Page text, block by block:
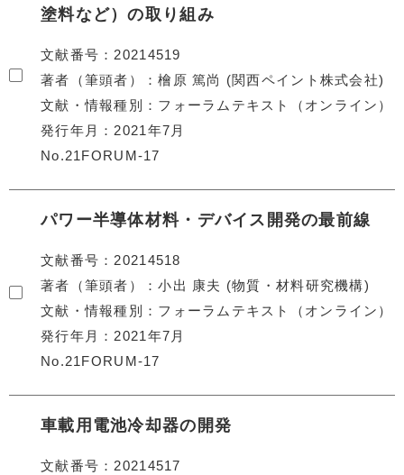
塗料など）の取り組み
文献番号
20214519
著者（筆頭者）
檜原 篤尚 (関西ペイント株式会社)
文献・情報種別
フォーラムテキスト（オンライン）
発行年月
2021年7月
No.21FORUM-17
パワー半導体材料・デバイス開発の最前線
文献番号
20214518
著者（筆頭者）
小出 康夫 (物質・材料研究機構)
文献・情報種別
フォーラムテキスト（オンライン）
発行年月
2021年7月
No.21FORUM-17
車載用電池冷却器の開発
文献番号
20214517